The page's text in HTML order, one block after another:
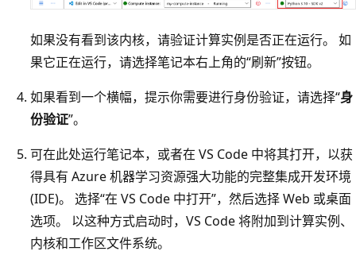
如果没有看到该内核，请验证计算实例是否正在运行。 如
果它正在运行，请选择笔记本右上角的“刷新”按钮。
如果看到一个横幅，提示你需要进行身份验证，请选择“身
份验证”。
可在此处运行笔记本，或者在 VS Code 中将其打开，以获
得具有 Azure 机器学习资源强大功能的完整集成开发环境
(IDE)。 选择“在 VS Code 中打开”，然后选择 Web 或桌面
选项。 以这种方式启动时，VS Code 将附加到计算实例、
内核和工作区文件系统。